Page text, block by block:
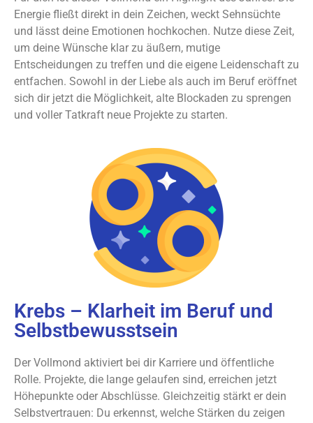
Energie fließt direkt in dein Zeichen, weckt Sehnsüchte
und lässt deine Emotionen hochkochen. Nutze diese Zeit,
um deine Wünsche klar zu äußern, mutige
Entscheidungen zu treffen und die eigene Leidenschaft zu
entfachen. Sowohl in der Liebe als auch im Beruf eröffnet
sich dir jetzt die Möglichkeit, alte Blockaden zu sprengen
und voller Tatkraft neue Projekte zu starten.
Krebs – Klarheit im Beruf und
Selbstbewusstsein
Der Vollmond aktiviert bei dir Karriere und öffentliche
Rolle. Projekte, die lange gelaufen sind, erreichen jetzt
Höhepunkte oder Abschlüsse. Gleichzeitig stärkt er dein
Selbstvertrauen: Du erkennst, welche Stärken du zeigen